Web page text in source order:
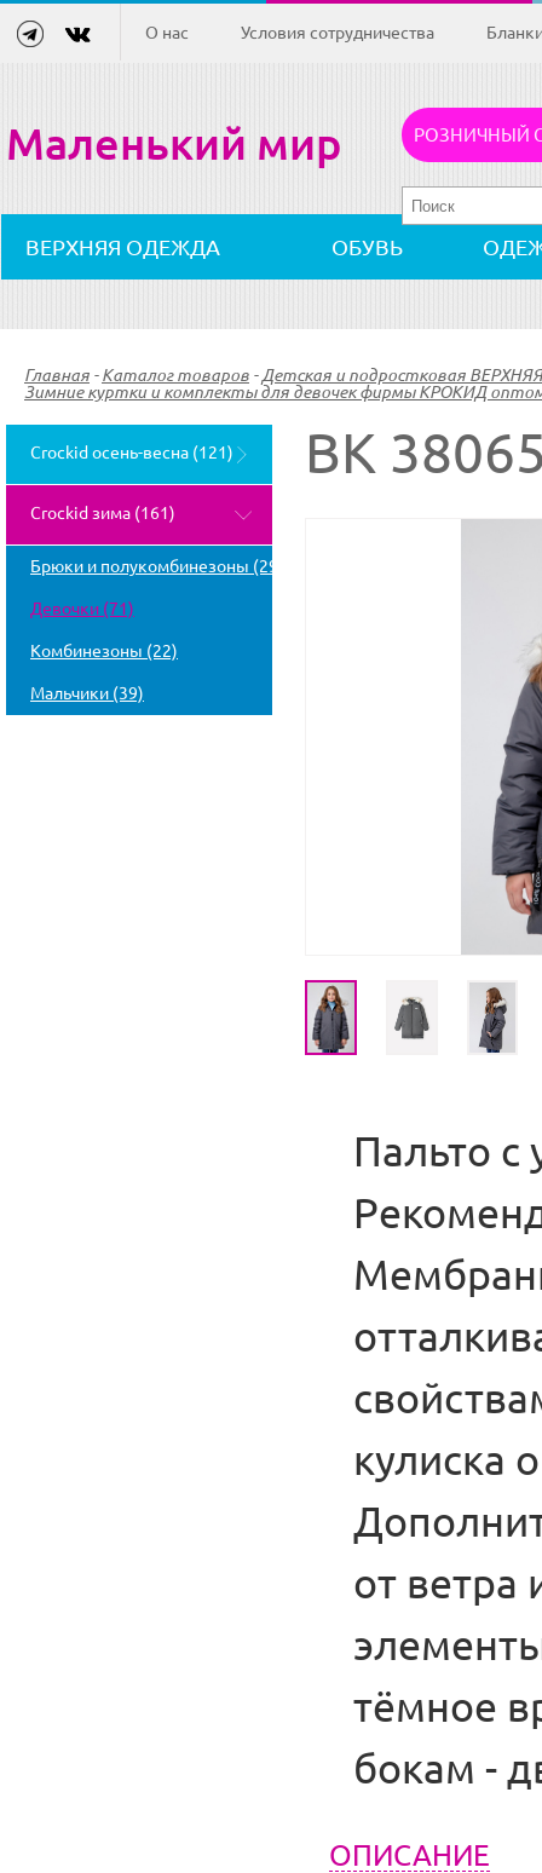
О нас Условия сотрудничества
Маленький мир РОЗНИЧНЫЙ
ВЕРХНЯЯ ОДЕЖДА ОБУВЬ
Главная - Каталог товаров - Детская и подростковая
Зимние куртки и комплекты для девочек фирмы КРОКИД оптом
Crockid осень-весна (121)
Crockid зима (161)
Брюки и полукомбинезоны (29)
Девочки (71)
Комбинезоны (22)
Мальчики (39)
ВК
Пальто с
кулиска
от ветра
тёмное
бокам -
ОПИСАНИЕ